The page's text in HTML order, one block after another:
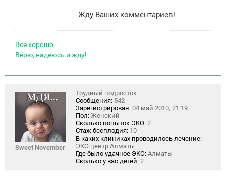
Жду Ваших комментариев!
Все хорошо,
Верю, надеюсь и жду!
Sweet November
Трудный подросток
Сообщения: 542
Зарегистрирован: 04 май 2010, 21:19
Пол: Женский
Сколько попыток ЭКО: 2
Стаж бесплодия: 10
В каких клиниках проводилось лечение:
ЭКО центр Алматы
Где было удачное ЭКО: Алматы
Сколько у вас детей: 2